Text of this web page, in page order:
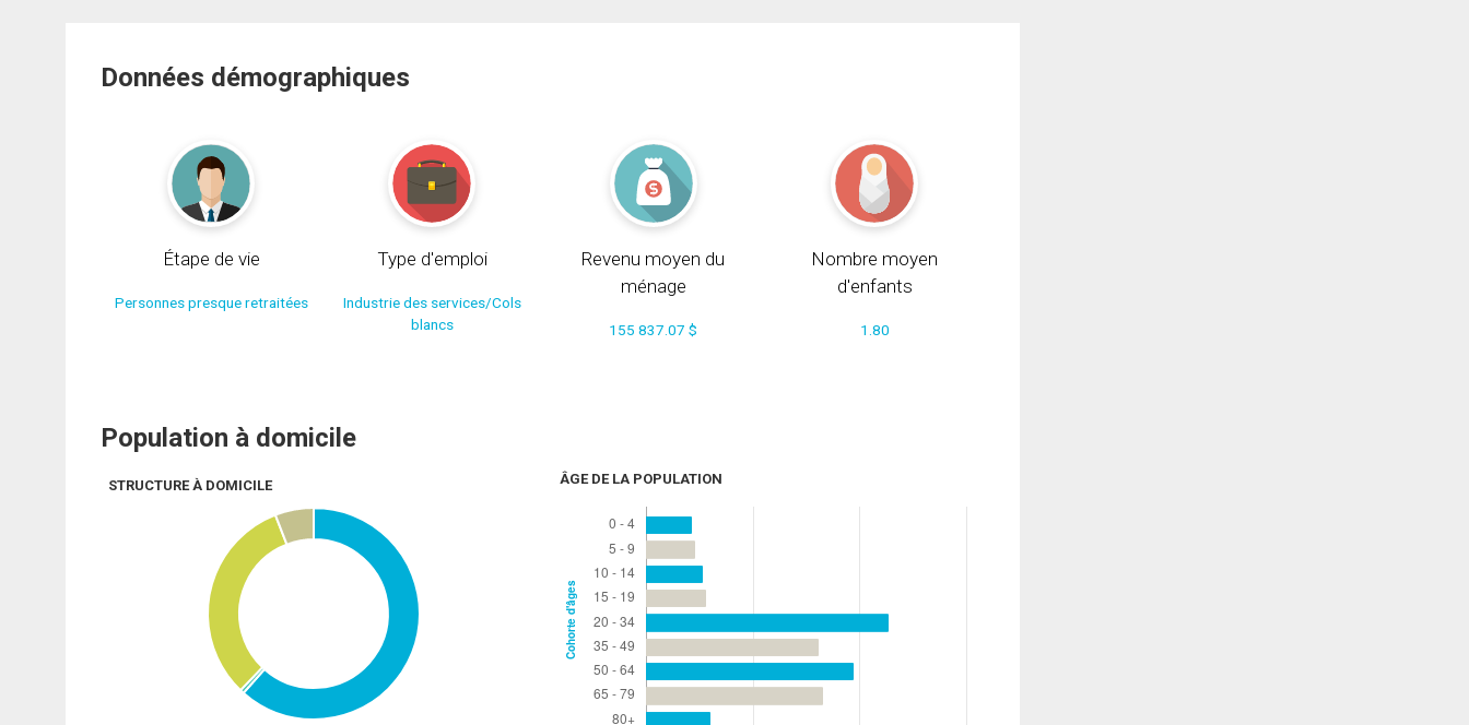
Données démographiques
Étape de vie
Personnes presque retraitées
Type d'emploi
Industrie des services/Cols
blancs
Revenu moyen du
ménage
155 837.07 $
Nombre moyen
d'enfants
1.80
Population à domicile
STRUCTURE À DOMICILE ÂGE DE LA POPULATION